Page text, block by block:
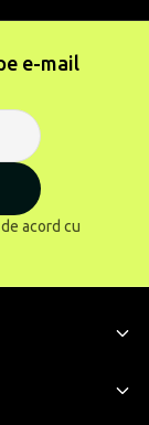
e-mail
acord cu